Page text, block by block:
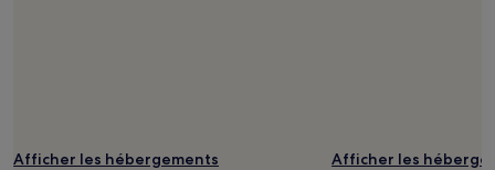
Afficher les hébergements Afficher les